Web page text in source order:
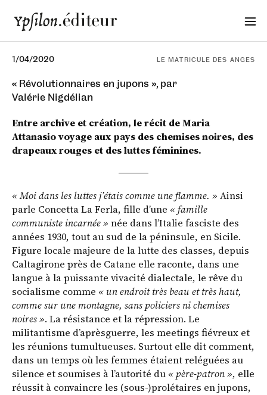
1/04/2020
« Révolutionnaires en jupons », par
Valérie Nigdélian
LE MATRICULE DES ANGES
Entre archive et création, le récit de Maria
Attanasio voyage aux pays des chemises noires, des
drapeaux rouges et des luttes féminines.
« Moi dans les luttes j’étais comme une flamme. » Ainsi
parle Concetta La Ferla, fille d’une « famille
communiste incarnée » née dans l’Italie fasciste des
années 1930, tout au sud de la péninsule, en Sicile.
Figure locale majeure de la lutte des classes, depuis
Caltagirone près de Catane elle raconte, dans une
langue à la puissante vivacité dialectale, le rêve du
socialisme comme « un endroit très beau et très haut,
comme sur une montagne, sans policiers ni chemises
noires ». La résistance et la répression. Le
militantisme d’aprèsguerre, les meetings fiévreux et
les réunions tumultueuses. Surtout elle dit comment,
dans un temps où les femmes étaient reléguées au
silence et soumises à l’autorité du « père-patron », elle
réussit à convaincre les (sous-)prolétaires en jupons,